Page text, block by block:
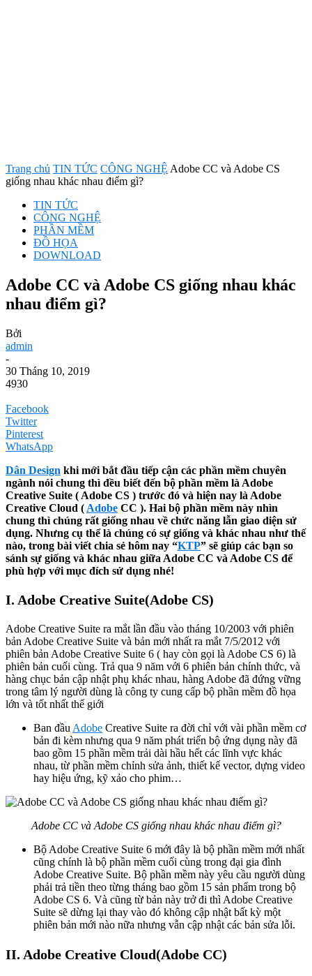
Trang chủ TIN TỨC CÔNG NGHỆ Adobe CC và Adobe CS
giống nhau khác nhau điểm gì?
TIN TỨC
CÔNG NGHỆ
PHẦN MỀM
ĐỒ HỌA
DOWNLOAD
Adobe CC và Adobe CS giống nhau khác
nhau điểm gì?
Bởi
admin
-
30 Tháng 10, 2019
4930
Facebook
Twitter
Pinterest
WhatsApp
Dân Design khi mới bắt đầu tiếp cận các phần mềm chuyên
ngành nói chung thì đều biết đến bộ phần mềm là Adobe
Creative Suite ( Adobe CS ) trước đó và hiện nay là Adobe
Creative Cloud ( Adobe CC ). Hai bộ phần mềm này nhìn
chung thì chúng rất giống nhau về chức năng lẫn giao diện sử
dụng. Nhưng cụ thể là chúng có sự giống và khác nhau như thế
nào, trong bài viết chia sẻ hôm nay “KTP” sẽ giúp các bạn so
sánh sự giống và khác nhau giữa Adobe CC và Adobe CS để
phù hợp với mục đích sử dụng nhé!
I. Adobe Creative Suite(Adobe CS)
Adobe Creative Suite ra mắt lần đầu vào tháng 10/2003 với phiên
bản Adobe Creative Suite và bản mới nhất ra mắt 7/5/2012 với
phiên bản Adobe Creative Suite 6 ( hay còn gọi là Adobe CS 6) là
phiên bản cuối cùng. Trả qua 9 năm với 6 phiên bản chính thức, và
hàng chục bản cập nhật phụ khác nhau, hàng Adobe đã đứng vững
trong tâm lý người dùng là công ty cung cấp bộ phần mềm đồ họa
lớn và tốt nhất thế giới
Ban đầu Adobe Creative Suite ra đời chỉ với vài phần mềm cơ
bản đi kèm nhưng qua 9 năm phát triển bộ ứng dụng này đã
bao gồm 15 phần mềm trải dài hầu hết các lĩnh vực khác
nhau, từ phần mềm chỉnh sửa ảnh, thiết kế vector, dựng video
hay hiệu ứng, kỹ xảo cho phim…
Adobe CC và Adobe CS giống nhau khác nhau điểm gì?
Bộ Adobe Creative Suite 6 mới đây là bộ phần mềm mới nhất
cũng chính là bộ phần mềm cuối cùng trong đại gia đình
Adobe Creative Suite. Bộ phần mềm này yêu cầu người dùng
phải trả tiền theo từng tháng bao gồm 15 sản phẩm trong bộ
Adobe CS 6. Và cũng từ bản này trở đi thì Adobe Creative
Suite sẽ dừng lại thay vào đó không cập nhật bất kỳ một
phiên bản mới nào nữa nhưng vẫn cập nhật các bản sửa lỗi.
II. Adobe Creative Cloud(Adobe CC)